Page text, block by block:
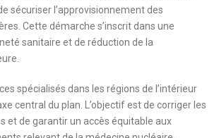
sécuriser l’approvisionnement des
Cette démarche s’inscrit dans une
sanitaire et de réduction de la
spécialisés dans les régions de l’intérieur
central du plan. L’objectif est de corriger les
et de garantir un accès équitable aux